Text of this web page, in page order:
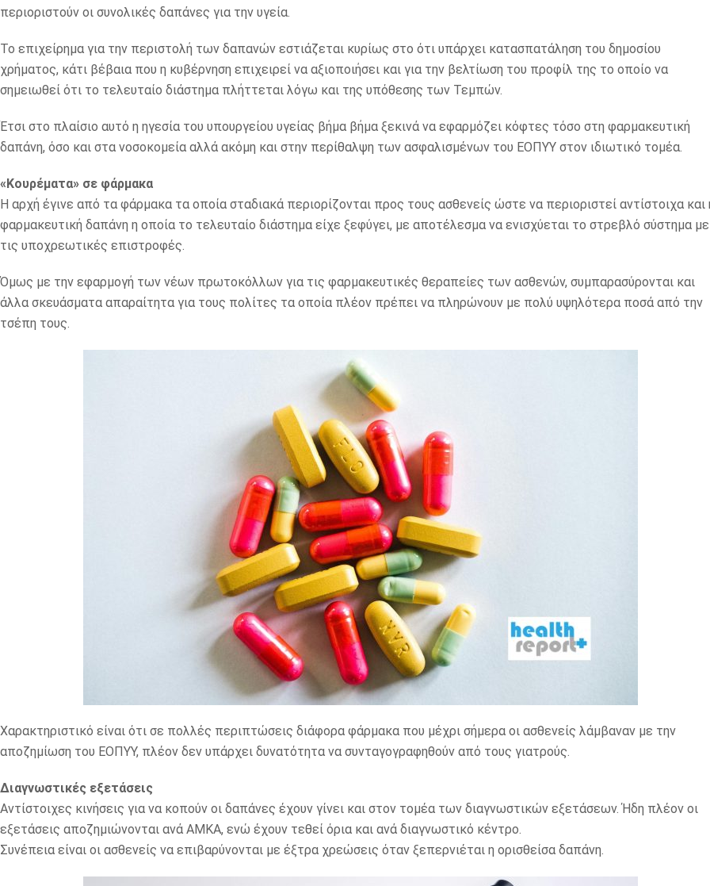
περιοριστούν οι συνολικές δαπάνες για την υγεία.
Το επιχείρημα για την περιστολή των δαπανών εστιάζεται κυρίως στο ότι υπάρχει κατασπατάληση του δημοσίου
χρήματος, κάτι βέβαια που η κυβέρνηση επιχειρεί να αξιοποιήσει και για την βελτίωση του προφίλ της το οποίο να
σημειωθεί ότι το τελευταίο διάστημα πλήττεται λόγω και της υπόθεσης των Τεμπών.
Έτσι στο πλαίσιο αυτό η ηγεσία του υπουργείου υγείας βήμα βήμα ξεκινά να εφαρμόζει κόφτες τόσο στη φαρμακευτική
δαπάνη, όσο και στα νοσοκομεία αλλά ακόμη και στην περίθαλψη των ασφαλισμένων του ΕΟΠΥΥ στον ιδιωτικό τομέα.
«Κουρέματα» σε φάρμακα
Η αρχή έγινε από τα φάρμακα τα οποία σταδιακά περιορίζονται προς τους ασθενείς ώστε να περιοριστεί αντίστοιχα και
φαρμακευτική δαπάνη η οποία το τελευταίο διάστημα είχε ξεφύγει, με αποτέλεσμα να ενισχύεται το στρεβλό σύστημα με
τις υποχρεωτικές επιστροφές.
Όμως με την εφαρμογή των νέων πρωτοκόλλων για τις φαρμακευτικές θεραπείες των ασθενών, συμπαρασύρονται και
άλλα σκευάσματα απαραίτητα για τους πολίτες τα οποία πλέον πρέπει να πληρώνουν με πολύ υψηλότερα ποσά από την
τσέπη τους.
Χαρακτηριστικό είναι ότι σε πολλές περιπτώσεις διάφορα φάρμακα που μέχρι σήμερα οι ασθενείς λάμβαναν με την
αποζημίωση του ΕΟΠΥΥ, πλέον δεν υπάρχει δυνατότητα να συνταγογραφηθούν από τους γιατρούς.
Διαγνωστικές εξετάσεις
Αντίστοιχες κινήσεις για να κοπούν οι δαπάνες έχουν γίνει και στον τομέα των διαγνωστικών εξετάσεων. Ήδη πλέον οι
εξετάσεις αποζημιώνονται ανά ΑΜΚΑ, ενώ έχουν τεθεί όρια και ανά διαγνωστικό κέντρο.
Συνέπεια είναι οι ασθενείς να επιβαρύνονται με έξτρα χρεώσεις όταν ξεπερνιέται η ορισθείσα δαπάνη.